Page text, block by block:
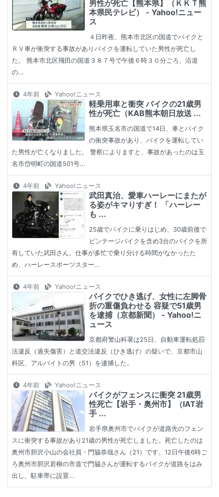
男性が死亡【熊本県】（ＫＫＴ熊
本県民テレビ） - Yahoo!ニュー
ス
４日昨夜、熊本市北区の国道でバイクと
ＲＶ車が衝突する事故がありバイクを運転していた男性が死亡し
た。 熊本市北区飛田の国道３８７号で午後６時３０分ごろ、沿道
の...
4年前 Yahoo!ニュース
軽乗用車と衝突 バイクの21歳男
性が死亡（KAB熊本朝日放送 ...
熊本県玉名市の国道で14日、車とバイク
の衝突事故があり、バイクを運転してい
た男性が亡くなりました。 警察によりますと、事故があったのは玉
名市岱明町の国道501号...
4年前 Yahoo!ニュース
武田真治、愛車ハーレーにまたが
る姿がキマりすぎ！ 「ハーレー
も ...
25歳でバイクに乗りはじめ、30歳前後で
ビンテージバイクを含め3台のバイクを所
有していた武田さん。仕事が多忙で乗り分ける時間がなかったた
め、ハーレースポーツスター...
4年前 Yahoo!ニュース
バイクでひき逃げ、女性に左脚骨
折の重傷負わせる 容疑で51歳男
を逮捕（京都新聞） - Yahoo!ニ
ュース
京都府警山科署は25日、自動車運転処罰
法違反（過失傷害）と道交法違反（ひき逃げ）の疑いで、京都市山
科区、アルバイトの男（51）を逮捕した。
4年前 Yahoo!ニュース
バイクがフェンスに衝突 21歳男
性死亡【岩手・奥州市】（IAT岩
手 ...
岩手県奥州市でバイクが道路先のフェン
スに衝突する事故があり21歳の男性が死亡しました。死亡したのは
奥州市胆沢小山の会社員・門脇恭哉さん（21）です。12日午後6時ご
ろ奥州市胆沢若柳の市道で門脇さんが運転するバイクが道路をはみ
出し、駐車帯に設置...